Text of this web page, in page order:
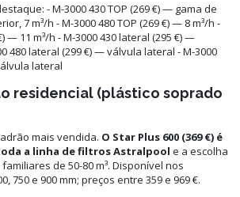
- M-3000 430 TOP (269 €) — gama de
7 m³/h - M-3000 480 TOP (269 €) — 8 m³/h -
— 11 m³/h - M-3000 430 lateral (295 €) —
480 lateral (299 €) — válvula lateral - M-3000
lateral
residencial (plástico soprado
mais vendida. O Star Plus 600 (369 €) é
a linha de filtros Astralpool e a escolha
de 50-80 m³. Disponível nos
750 e 900 mm; preços entre 359 e 969 €.